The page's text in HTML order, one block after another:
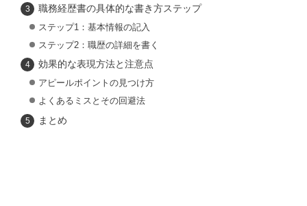
職務経歴書の具体的な書き方ステップ
ステップ1：基本情報の記入
ステップ2：職歴の詳細を書く
効果的な表現方法と注意点
アピールポイントの見つけ方
よくあるミスとその回避法
まとめ